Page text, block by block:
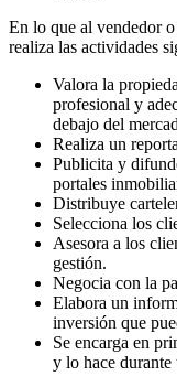
En lo que al vendedor
realiza las actividades
Valora la
profesional y
debajo del
Realiza un
Publicita y
portales
Distribuye
Selecciona los
Asesora a los
gestión.
Negocia con la
Elabora un
inversión que
Se encarga en
y lo hace durante